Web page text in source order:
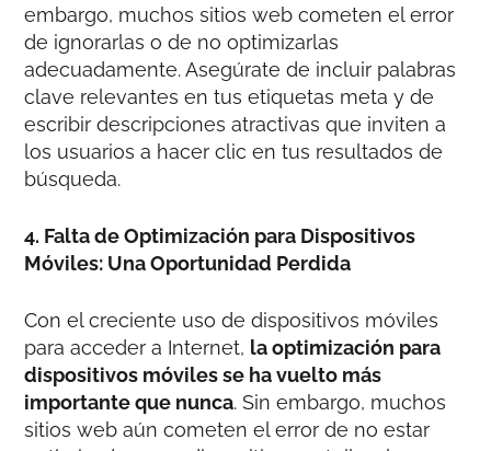
embargo, muchos sitios web cometen el error
de ignorarlas o de no optimizarlas
adecuadamente. Asegúrate de incluir palabras
clave relevantes en tus etiquetas meta y de
escribir descripciones atractivas que inviten a
los usuarios a hacer clic en tus resultados de
búsqueda.
4. Falta de Optimización para Dispositivos
Móviles: Una Oportunidad Perdida
Con el creciente uso de dispositivos móviles
para acceder a Internet, la optimización para
dispositivos móviles se ha vuelto más
importante que nunca. Sin embargo, muchos
sitios web aún cometen el error de no estar